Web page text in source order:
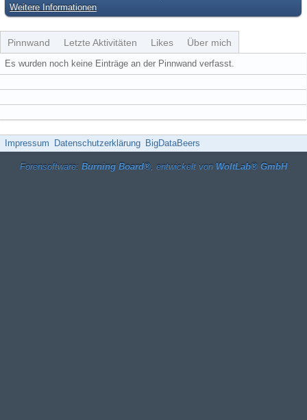
Weitere Informationen
Pinnwand Letzte Aktivitäten Likes Über mich
Es wurden noch keine Einträge an der Pinnwand verfasst.
Impressum Datenschutzerklärung BigDataBeers
Forensoftware: Burning Board®, entwickelt von WoltLab® GmbH